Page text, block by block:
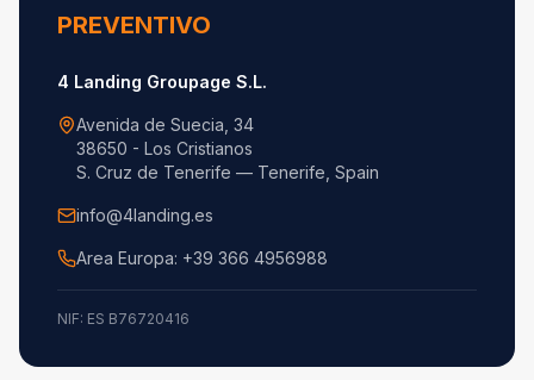
PREVENTIVO
4 Landing Groupage S.L.
Avenida de Suecia, 34
38650 - Los Cristianos
S. Cruz de Tenerife — Tenerife, Spain
info@4landing.es
Area Europa: +39 366 4956988
NIF: ES B76720416